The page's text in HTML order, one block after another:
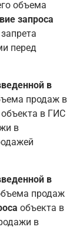
объема
запроса
перед
в
продаж в
объекта в ГИС
в
в
продаж
объекта в
в